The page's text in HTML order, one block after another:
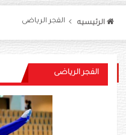
الرئيسيه الفجر الرياضى
الفجر الرياضى